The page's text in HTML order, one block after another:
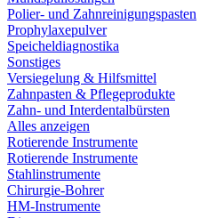
Polier- und Zahnreinigungspasten
Prophylaxepulver
Speicheldiagnostika
Sonstiges
Versiegelung & Hilfsmittel
Zahnpasten & Pflegeprodukte
Zahn- und Interdentalbürsten
Alles anzeigen
Rotierende Instrumente
Rotierende Instrumente
Stahlinstrumente
Chirurgie-Bohrer
HM-Instrumente